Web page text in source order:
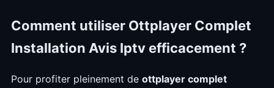
Comment utiliser Ottplayer Complet
Installation Avis Iptv efficacement ?
Pour profiter pleinement de ottplayer complet